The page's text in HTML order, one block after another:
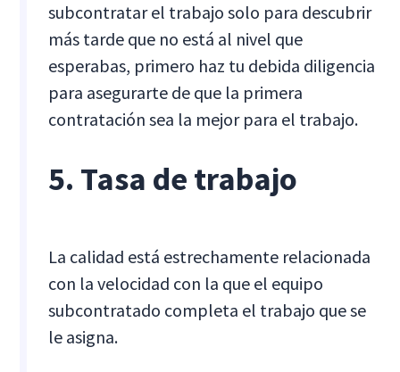
subcontratar el trabajo solo para descubrir
más tarde que no está al nivel que
esperabas, primero haz tu debida diligencia
para asegurarte de que la primera
contratación sea la mejor para el trabajo.
5. Tasa de trabajo
La calidad está estrechamente relacionada
con la velocidad con la que el equipo
subcontratado completa el trabajo que se
le asigna.